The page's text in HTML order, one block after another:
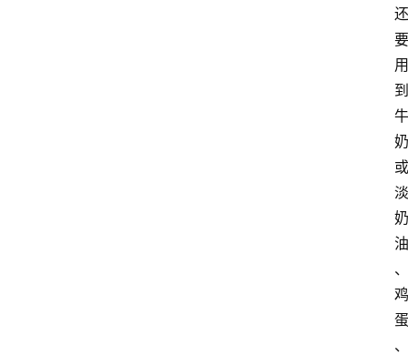
还
要
用
到
牛
奶
或
淡
奶
油
、
鸡
蛋
、